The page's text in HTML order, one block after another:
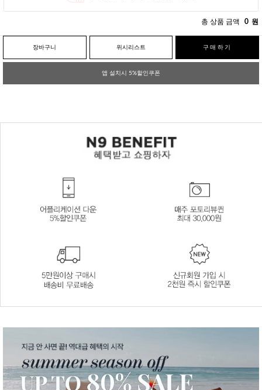
총 상품 금액 0 원
장바구니 위시리스트 구매하기
앱 설치시 5%할인쿠폰